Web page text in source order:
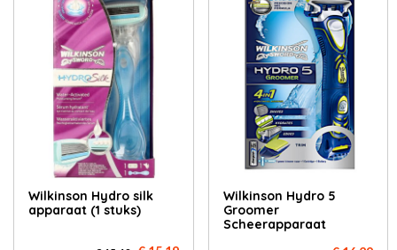
Wilkinson Hydro silk
apparaat (1 stuks)
Wilkinson Hydro 5
Groomer
Scheerapparaat